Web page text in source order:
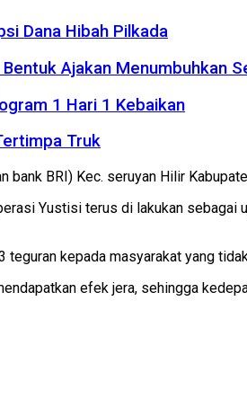
Dana Hibah Pilkada
Ajakan Menumbuhkan
1 Hari 1 Kebaikan
Truk
BRI) Kec. seruyan Hilir
Yustisi terus di lakukan
kepada masyarakat yang
efek jera, sehingga